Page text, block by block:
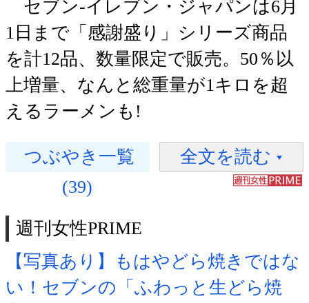
セブン-イレブン・ジャパンは6月
1日まで「感謝盛り」シリーズ商品
を計12品、数量限定で販売。50％以
上増量、なんと総重量が1キロを超
えるラーメンも!
つぶやき一覧
(39)
全文を読む
週刊女性PRIME
【写真あり】もはやどら焼きではな
い！セブンの「ふわっと生どら焼